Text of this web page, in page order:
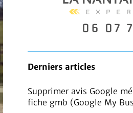
Derniers articles
Supprimer avis Google
fiche gmb (Google My